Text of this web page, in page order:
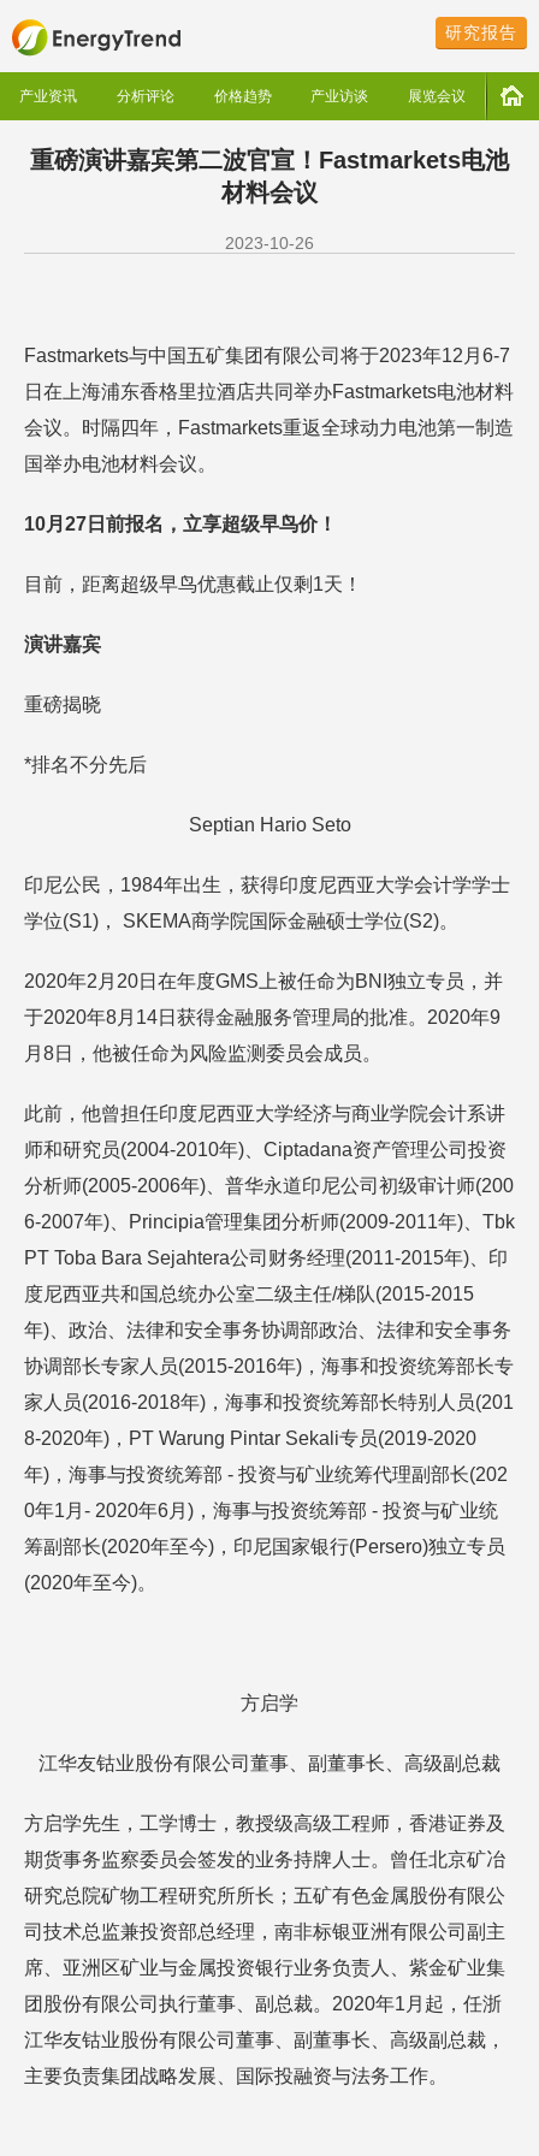
研究报告
产业资讯 分析评论 价格趋势 产业访谈 展览会议
重磅演讲嘉宾第二波官宣！Fastmarkets电池
材料会议
2023-10-26
Fastmarkets与中国五矿集团有限公司将于2023年12月6-7
日在上海浦东香格里拉酒店共同举办Fastmarkets电池材料
会议。时隔四年，Fastmarkets重返全球动力电池第一制造
国举办电池材料会议。
10月27日前报名，立享超级早鸟价！
目前，距离超级早鸟优惠截止仅剩1天！
演讲嘉宾
重磅揭晓
*排名不分先后
Septian Hario Seto
印尼公民，1984年出生，获得印度尼西亚大学会计学学士
学位(S1)， SKEMA商学院国际金融硕士学位(S2)。
2020年2月20日在年度GMS上被任命为BNI独立专员，并
于2020年8月14日获得金融服务管理局的批准。2020年9
月8日，他被任命为风险监测委员会成员。
此前，他曾担任印度尼西亚大学经济与商业学院会计系讲
师和研究员(2004-2010年)、Ciptadana资产管理公司投资
分析师(2005-2006年)、普华永道印尼公司初级审计师(200
6-2007年)、Principia管理集团分析师(2009-2011年)、Tbk
PT Toba Bara Sejahtera公司财务经理(2011-2015年)、印
度尼西亚共和国总统办公室二级主任/梯队(2015-2015
年)、政治、法律和安全事务协调部政治、法律和安全事务
协调部长专家人员(2015-2016年)，海事和投资统筹部长专
家人员(2016-2018年)，海事和投资统筹部长特别人员(201
8-2020年)，PT Warung Pintar Sekali专员(2019-2020
年)，海事与投资统筹部 - 投资与矿业统筹代理副部长(202
0年1月- 2020年6月)，海事与投资统筹部 - 投资与矿业统
筹副部长(2020年至今)，印尼国家银行(Persero)独立专员
(2020年至今)。
方启学
江华友钴业股份有限公司董事、副董事长、高级副总裁
方启学先生，工学博士，教授级高级工程师，香港证券及
期货事务监察委员会签发的业务持牌人士。曾任北京矿冶
研究总院矿物工程研究所所长；五矿有色金属股份有限公
司技术总监兼投资部总经理，南非标银亚洲有限公司副主
席、亚洲区矿业与金属投资银行业务负责人、紫金矿业集
团股份有限公司执行董事、副总裁。2020年1月起，任浙
江华友钴业股份有限公司董事、副董事长、高级副总裁，
主要负责集团战略发展、国际投融资与法务工作。